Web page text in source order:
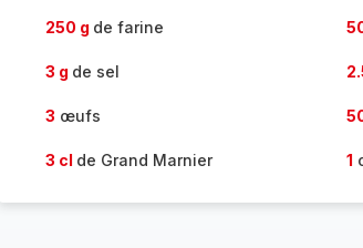
250 g de farine
3 g de sel
3 œufs
3 cl de Grand Marnier 1